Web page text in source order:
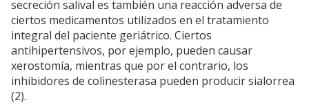
secreción salival es también una reacción adversa de
ciertos medicamentos utilizados en el tratamiento
integral del paciente geriátrico. Ciertos
antihipertensivos, por ejemplo, pueden causar
xerostomía, mientras que por el contrario, los
inhibidores de colinesterasa pueden producir sialorrea
(2).